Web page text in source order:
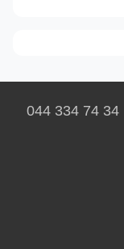
044 334 74 34